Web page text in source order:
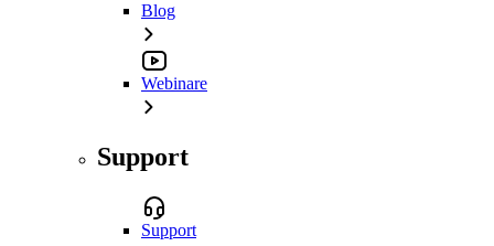
Blog
Webinare
Support
Support